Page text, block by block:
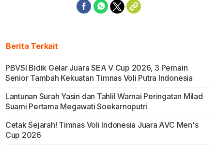
Berita Terkait
PBVSI Bidik Gelar Juara SEA V Cup 2026, 3 Pemain
Senior Tambah Kekuatan Timnas Voli Putra Indonesia
Lantunan Surah Yasin dan Tahlil Warnai Peringatan Milad
Suami Pertama Megawati Soekarnoputri
Cetak Sejarah! Timnas Voli Indonesia Juara AVC Men's
Cup 2026